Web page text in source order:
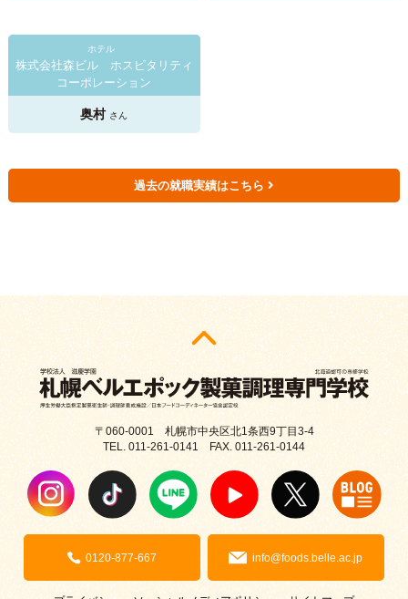
ホテル
株式会社森ビル ホスピタリティ
コーポレーション
奥村 さん
過去の就職実績はこちら
〒060-0001 札幌市中央区北1条西9丁目3-4
TEL. 011-261-0141 FAX. 011-261-0144
0120-877-667 info@foods.belle.ac.jp